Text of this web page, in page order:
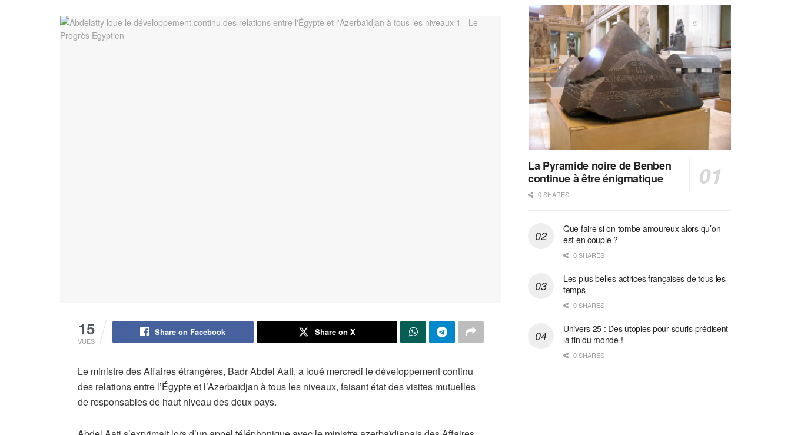
15
VUES
Share on Facebook Share on X
Le ministre des Affaires étrangères, Badr Abdel Aati, a loué mercredi le développement continu
des relations entre l’Égypte et l’Azerbaïdjan à tous les niveaux, faisant état des visites mutuelles
de responsables de haut niveau des deux pays.
La Pyramide noire de Benben
continue à être énigmatique
0 SHARES
Que faire si on tombe amoureux alors qu’on
est en couple ?
0 SHARES
Les plus belles actrices françaises de tous les
temps
0 SHARES
Univers 25 : Des utopies pour souris prédisent
la fin du monde !
0 SHARES